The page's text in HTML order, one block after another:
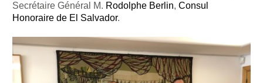
Secrétaire Général M. Rodolphe Berlin,Consul
Honoraire de El Salvador.